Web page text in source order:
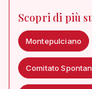
Scopri di più
Montepulciano
Comitato